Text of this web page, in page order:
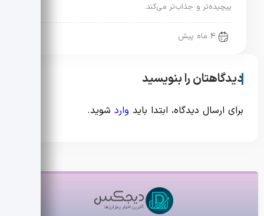
پیچیده‌تر و جذاب‌تر می‌کند.
4 ماه پیش
دیدگاهتان را بنویسید
برای ارسال دیدگاه، ابتدا باید وارد شوید.